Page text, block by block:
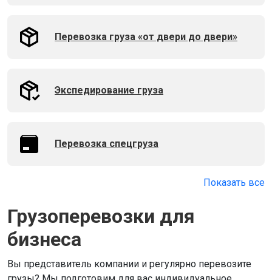
Перевозка груза «от двери до двери»
Экспедирование груза
Перевозка спецгруза
Показать все
Грузоперевозки для
бизнеса
Вы представитель компании и регулярно перевозите